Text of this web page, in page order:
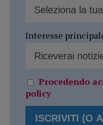
Interesse
Procedendo
policy